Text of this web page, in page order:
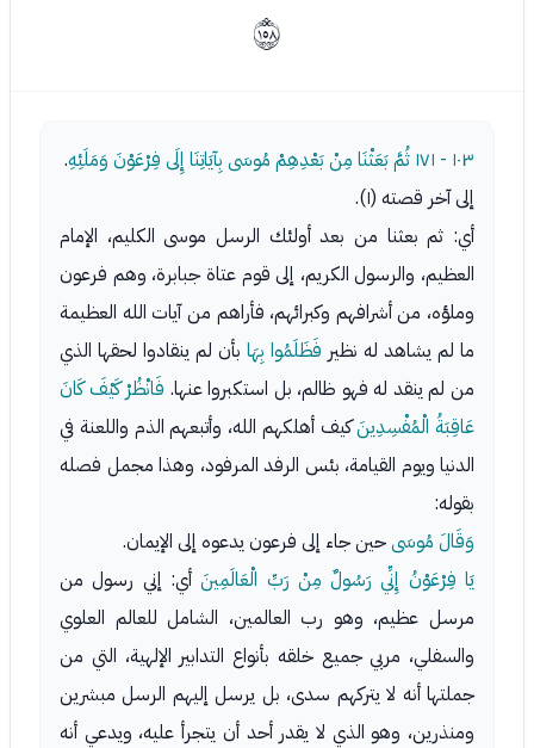
ﲝ
١٠٣ - ١٧١ ثُمَّ بَعَثْنَا مِنْ بَعْدِهِمْ مُوسَى بِآيَاتِنَا إِلَى فِرْعَوْنَ وَمَلَئِهِ.
إلى آخر قصته (١).
أي: ثم بعثنا من بعد أولئك الرسل موسى الكليم، الإمام
العظيم، والرسول الكريم، إلى قوم عتاة جبابرة، وهم فرعون
وملؤه، من أشرافهم وكبرائهم، فأراهم من آيات الله العظيمة
ما لم يشاهد له نظير فَظَلَمُوا بِهَا بأن لم ينقادوا لحقها الذي
من لم ينقد له فهو ظالم، بل استكبروا عنها. فَانْظُرْ كَيْفَ كَانَ
عَاقِبَةُ الْمُفْسِدِينَكيف أهلكهم الله، وأتبعهم الذم واللعنة في
الدنيا ويوم القيامة، بئس الرفد المرفود، وهذا مجمل فصله
بقوله:
وَقَالَ مُوسَىحين جاء إلى فرعون يدعوه إلى الإيمان.
يَا فِرْعَوْنُ إِنِّي رَسُولٌ مِنْ رَبِّ الْعَالَمِينَأي: إني رسول من
مرسل عظيم، وهو رب العالمين، الشامل للعالم العلوي
والسفلي، مربي جميع خلقه بأنواع التدابير الإلهية، التي من
جملتها أنه لا يتركهم سدى، بل يرسل إليهم الرسل مبشرين
ومنذرين، وهو الذي لا يقدر أحد أن يتجرأ عليه، ويدعي أنه